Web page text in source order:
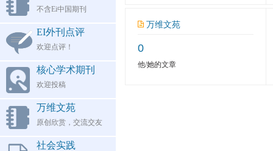
不含Ei中国期刊
EI外刊点评
欢迎点评！
核心学术期刊
欢迎投稿
万维文苑
原创欣赏，交流交友
社会实践
万维文苑
0
他/她的文章